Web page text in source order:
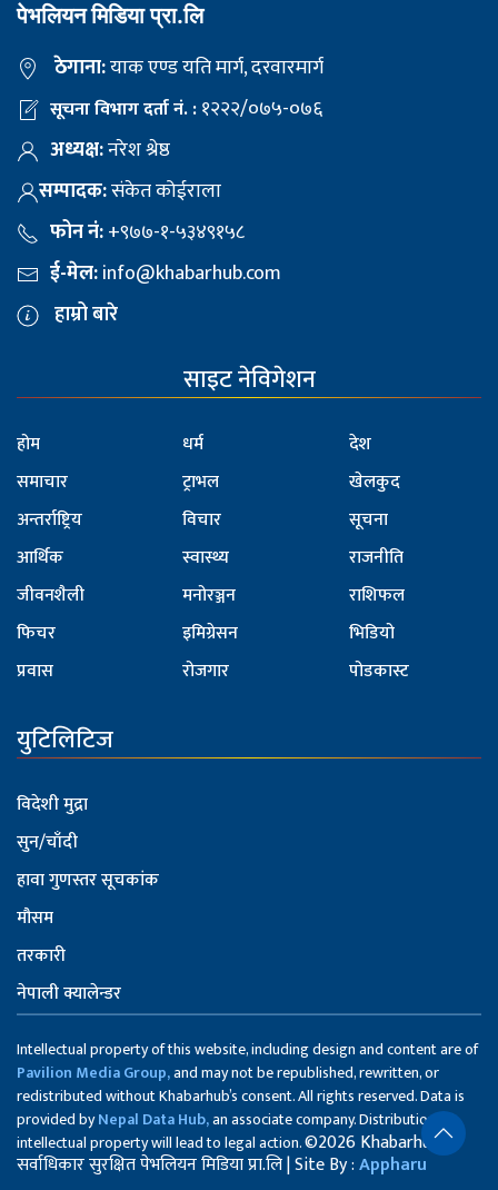
पेभलियन मिडिया प्रा.लि
ठेगाना:याक एण्ड यति मार्ग, दरवारमार्ग
सूचना विभाग दर्ता नं. :१२२२/०७५-०७६
अध्यक्ष:नरेश श्रेष्ठ
सम्पादक:संकेत कोईराला
फोन नं:+९७७-१-५३४९१५८
ई-मेल:info@khabarhub.com
हाम्रो बारे
साइट नेविगेशन
होम
समाचार
अन्तर्राष्ट्रिय
आर्थिक
जीवनशैली
फिचर
प्रवास
धर्म
ट्राभल
विचार
स्वास्थ्य
मनोरञ्जन
इमिग्रेसन
रोजगार
देश
खेलकुद
सूचना
राजनीति
राशिफल
भिडियो
पोडकास्ट
युटिलिटिज
विदेशी मुद्रा
सुन/चाँदी
हावा गुणस्तर सूचकांक
मौसम
तरकारी
नेपाली क्यालेन्डर
Intellectual property of this website, including design and content are of
Pavilion Media Group,and may not be republished, rewritten, or
redistributed without Khabarhub’s consent. All rights reserved. Data is
provided byNepal Data Hub,an associate company. Distribution of
intellectual property will lead to legal action.©2026 Khabarhub
सर्वाधिकार सुरक्षित पेभलियन मिडिया प्रा.लि | Site By :Appharu